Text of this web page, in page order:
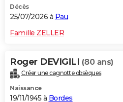
Décès
25/07/2026 à Pau
Famille ZELLER
Roger DEVIGILI (80 ans)
Créer une cagnotte obsèques
Naissance
19/11/1945 à Bordes